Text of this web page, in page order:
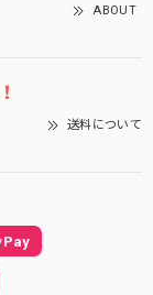
ABOUT
送料について